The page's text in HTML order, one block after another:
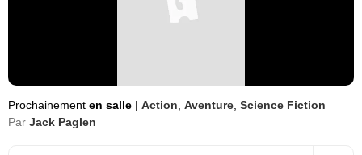
Prochainement en salle | Action Aventure Science Fiction
Par Jack Paglen